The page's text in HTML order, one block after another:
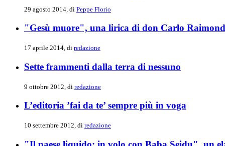
29 agosto 2014, di Peppe Florio
"Gesù muore", una lirica di don Carlo
17 aprile 2014, di redazione
Sette frammenti dalla terra di nessuno
9 ottobre 2012, di redazione
L’editoria ’fai da te’ sempre più in voga
10 settembre 2012, di redazione